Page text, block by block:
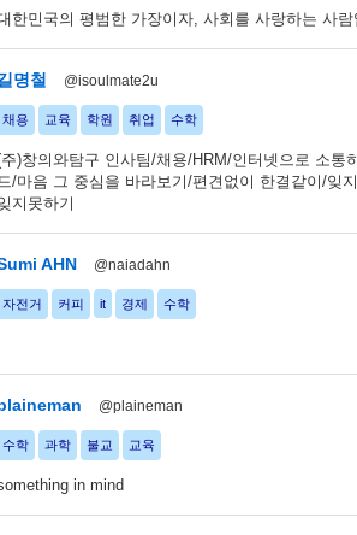
한민국의 평범한 가장이자, 사회를 사랑하는 사
명철 @isoulmate2u
채용 교육 학원 취업 수학
)창의와탐구 인사팀/채용/HRM/인터넷으로 소통
/마음 그 중심을 바라보기/편견없이 한결같이/잊
지못하기
AHN @naiadahn
자전거 커피 it 경제 수학
@plaineman
수학 과학 불교 교육
in mind